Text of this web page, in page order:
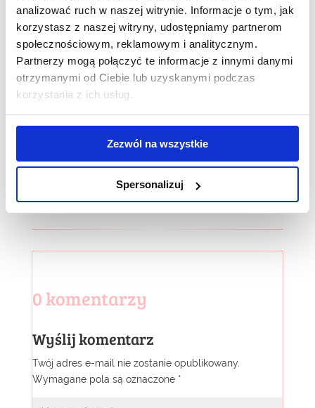
analizować ruch w naszej witrynie. Informacje o tym, jak
korzystasz z naszej witryny, udostępniamy partnerom
społecznościowym, reklamowym i analitycznym.
Partnerzy mogą połączyć te informacje z innymi danymi
otrzymanymi od Ciebie lub uzyskanymi podczas
korzystania z ich usług.
Zezwól na wszystkie
Spersonalizuj
0 komentarzy
Wyślij komentarz
Twój adres e-mail nie zostanie opublikowany.
Wymagane pola są oznaczone *